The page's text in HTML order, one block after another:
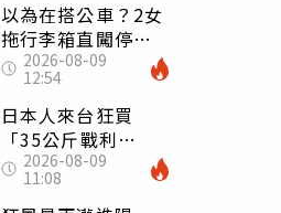
以為在搭公車？2女
拖行李箱直闖停機
坪「揮手攔機」
荒謬影片曝網傻眼
2026-08-09
12:54
日本人來台狂買
「35公斤戰利
品」 連拜拜用紅
盤、「小心地滑」
2026-08-09
11:08